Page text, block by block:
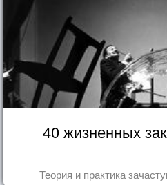
40 жизненных
Теория и практика